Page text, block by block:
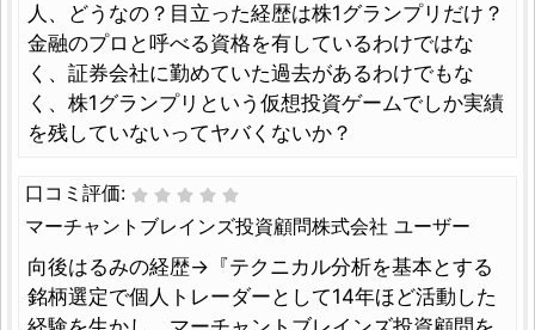
人、どうなの？目立った経歴は株1グランプリだけ？
金融のプロと呼べる資格を有しているわけではな
く、証券会社に勤めていた過去があるわけでもな
く、株1グランプリという仮想投資ゲームでしか実績
を残していないってヤバくないか？
口コミ評価:
マーチャントブレインズ投資顧問株式会社 ユーザー
向後はるみの経歴→『テクニカル分析を基本とする
銘柄選定で個人トレーダーとして14年ほど活動した